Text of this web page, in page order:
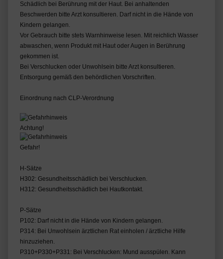
Schädlich bei Berührung mit der Haut. Bei anhaltenden
Beschwerden bitte Arzt konsultieren. Darf nicht in die Hände von
Kindern gelangen.
Vor Gebrauch bitte stets Warnhinweise lesen. Mit reichlich Wasser
abwaschen, wenn Produkt mit Haut oder Augen in Berührung
gekommen ist.
Bei Verschlucken oder Unwohlsein bitte Arzt konsultieren.
Entsorgung gemäß den behördlichen Vorschriften.
Einordnung nach CLP-Verordnung
Achtung!
Gefahr!
H-Sätze
H302: Gesundheitsschädlich bei Verschlucken.
H312: Gesundheitsschädlich bei Hautkontakt.
P-Sätze
P102: Darf nicht in die Hände von Kindern gelangen.
P314: Bei Unwohlsein ärztlichen Rat einholen / ärztliche Hilfe
hinzuziehen.
P310+P330+P331: Bei Verschlucken: Mund ausspülen. Kann